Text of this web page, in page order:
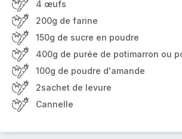
4 œufs
200g de farine
150g de sucre en poudre
400g de purée de potimarron ou
100g de poudre d'amande
2sachet de levure
Cannelle